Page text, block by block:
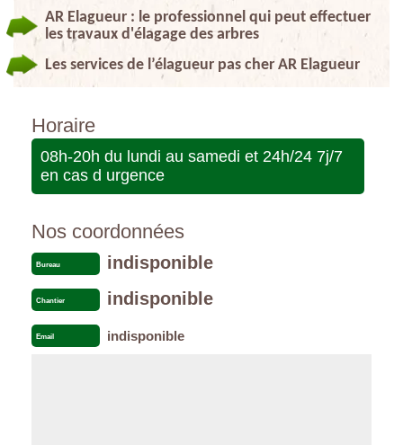
AR Elagueur : le professionnel qui peut effectuer
les travaux d'élagage des arbres
Les services de l’élagueur pas cher AR Elagueur
Horaire
08h-20h du lundi au samedi et 24h/24 7j/7
en cas d urgence
Nos coordonnées
Bureau indisponible
Chantier indisponible
Email indisponible